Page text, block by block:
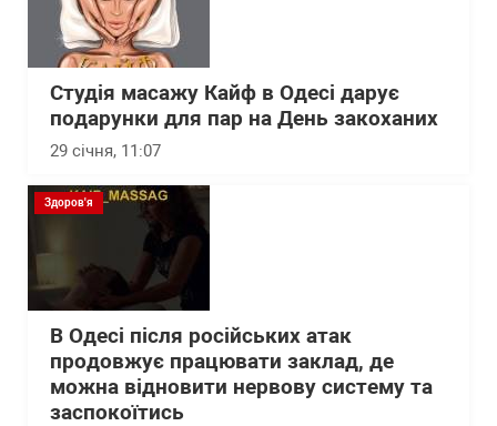
Студія масажу Кайф в Одесі дарує
подарунки для пар на День закоханих
29 січня, 11:07
Здоров'я
В Одесі після російських атак
продовжує працювати заклад, де
можна відновити нервову систему та
заспокоїтись